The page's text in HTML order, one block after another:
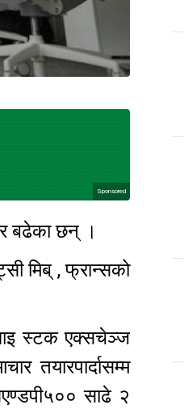
Sponsored
बढेका छन् ।
मिब् , फ्रान्सको
स्टक एक्सचेञ्ज
तयारपार्दासम्म
साढे २